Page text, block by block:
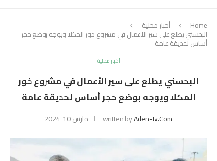
Home أخبار محلية
البحسني يطلع على سير الأعمال في مشروع خور المكلا ويوجه بوضع حجر
أساس لحديقة عامة
أخبار محلية
البحسني يطلع على سير الأعمال في مشروع خور
المكلا ويوجه بوضع حجر أساس لحديقة عامة
written byAden-Tv.com مارس 10, 2024